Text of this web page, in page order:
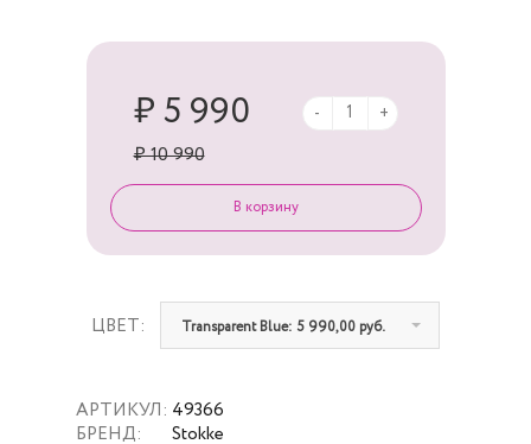
АРТИКУЛ:
БРЕНД:
49366
Stokke
ЦВЕТ: Transparent Blue: 5 990,00 руб.
₽ 5 990
₽ 10 990
- +